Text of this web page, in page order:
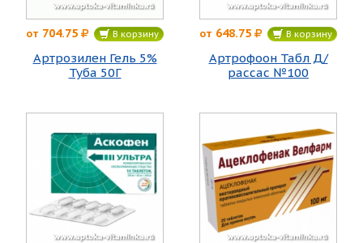
от 704.75 В корзину
Артрозилен Гель 5%
Туба 50Г
от 648.75 В корзину
Артрофоон Табл Д/
рассас №100